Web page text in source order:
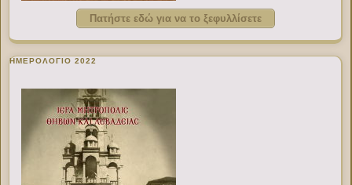
Πατήστε εδώ για να το ξεφυλλίσετε
ΗΜΕΡΟΛΟΓΙΟ 2022